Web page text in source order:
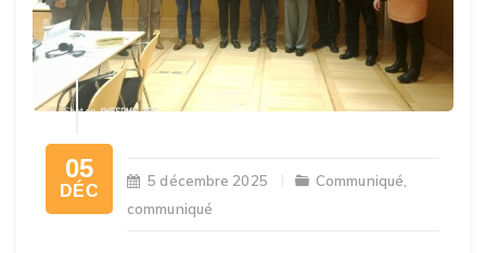
05
DÉC
5 décembre 2025 Communiqué,
communiqué